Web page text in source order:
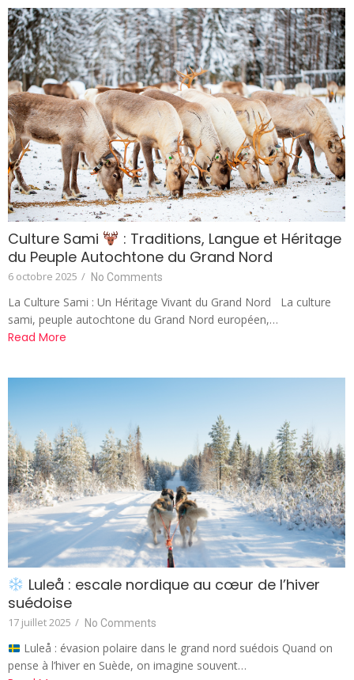
Culture Sami
: Traditions, Langue et Héritage
du Peuple Autochtone du Grand Nord
6 octobre 2025 / No Comments
La Culture Sami : Un Héritage Vivant du Grand Nord La culture
sami, peuple autochtone du Grand Nord européen,…
Read More
Luleå : escale nordique au cœur de l’hiver
suédoise
17 juillet 2025 / No Comments
Luleå : évasion polaire dans le grand nord suédois Quand on
pense à l’hiver en Suède, on imagine souvent…